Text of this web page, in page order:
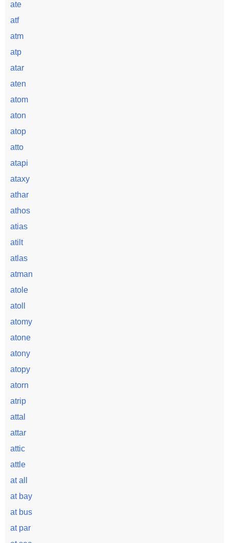
ate
atf
atm
atp
atar
aten
atom
aton
atop
atto
atapi
ataxy
athar
athos
atias
atilt
atlas
atman
atole
atoll
atomy
atone
atony
atopy
atorn
atrip
attal
attar
attic
attle
at all
at bay
at bus
at par